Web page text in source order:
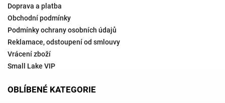
Doprava a platba
Obchodní podmínky
Podmínky ochrany osobních údajů
Reklamace, odstoupení od smlouvy
Vrácení zboží
Small Lake VIP
OBLÍBENÉ KATEGORIE